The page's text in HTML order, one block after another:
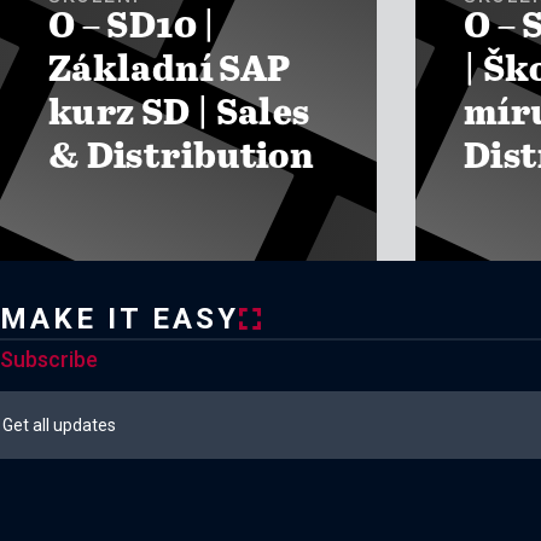
O – SD10 |
Základní SAP
kurz SD | Sales
& Distribution
ZOBRAZIT KURZY 
O –
|
MAKE IT EASY
Subscribe